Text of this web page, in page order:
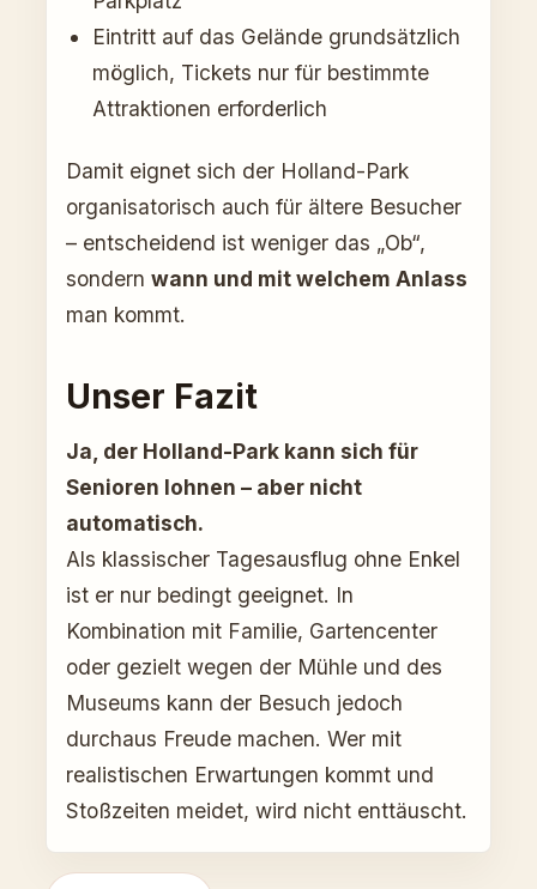
Eintritt auf das Gelände grundsätzlich
möglich, Tickets nur für bestimmte
Attraktionen erforderlich
Damit eignet sich der Holland-Park
organisatorisch auch für ältere Besucher
– entscheidend ist weniger das „Ob“,
sondern wann und mit welchem Anlass
man kommt.
Unser Fazit
Ja, der Holland-Park kann sich für
Senioren lohnen – aber nicht
automatisch.
Als klassischer Tagesausflug ohne Enkel
ist er nur bedingt geeignet. In
Kombination mit Familie, Gartencenter
oder gezielt wegen der Mühle und des
Museums kann der Besuch jedoch
durchaus Freude machen. Wer mit
realistischen Erwartungen kommt und
Stoßzeiten meidet, wird nicht enttäuscht.